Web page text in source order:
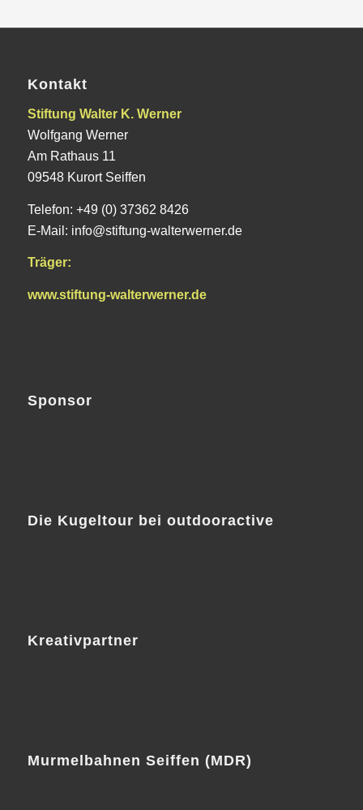
Kontakt
Stiftung Walter K. Werner
Wolfgang Werner
Am Rathaus 11
09548 Kurort Seiffen
Telefon: +49 (0) 37362 8426
E-Mail: info@stiftung-walterwerner.de
Träger:
www.stiftung-walterwerner.de
Sponsor
Die Kugeltour bei outdooractive
Kreativpartner
Murmelbahnen Seiffen (MDR)